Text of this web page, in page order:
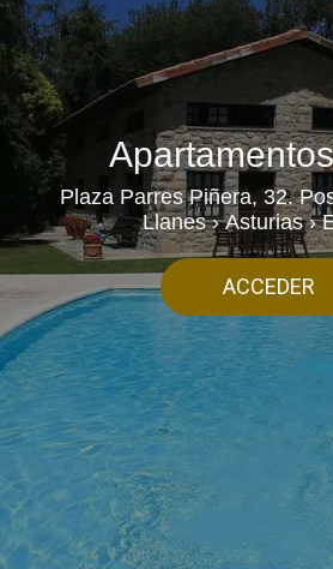
Plaza Parres Piñera, 32.
Llanes › Asturias ›
ACCEDER